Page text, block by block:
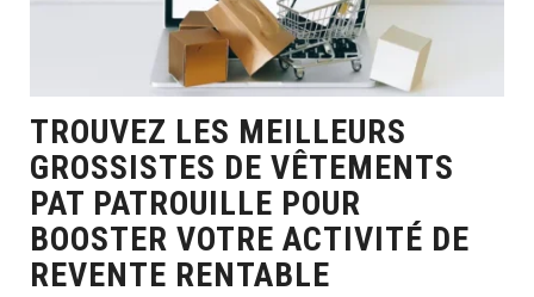
TROUVEZ LES MEILLEURS
GROSSISTES DE VÊTEMENTS
PAT PATROUILLE POUR
BOOSTER VOTRE ACTIVITÉ DE
REVENTE RENTABLE